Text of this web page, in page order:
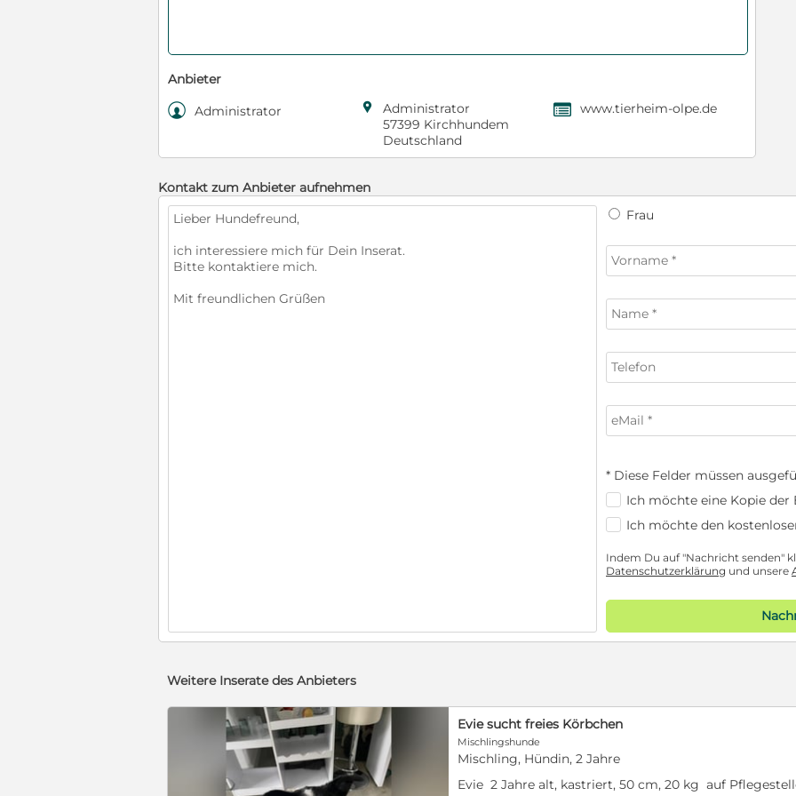
Anbieter
 Administrator 
Administrator
57399 Kirchhundem
Deutschland
, www.tierheim-olpe.de
Kontakt zum Anbieter aufnehmen
Frau
* Diese Felder müssen
Ich möchte eine Kopie der
Ich möchte den
Indem Du auf "Nachricht senden"
Datenschutzerklärung und unsere
Weitere Inserate des Anbieters
Evie sucht freies Körbchen
Mischlingshunde
Mischling, Hündin, 2 Jahre
Evie 2 Jahre alt, kastriert, 50 cm, 20 kg auf